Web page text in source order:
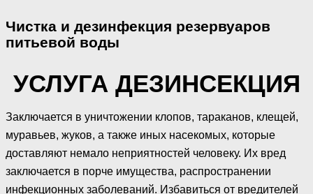
Чистка и дезинфекция резервуаров
питьевой воды
УСЛУГА ДЕЗИНСЕКЦИЯ
Заключается в уничтожении клопов, тараканов, клещей,
муравьев, жуков, а также иных насекомых, которые
доставляют немало неприятностей человеку. Их вред
заключается в порче имущества, распространении
инфекционных заболеваний. Избавиться от вредителей